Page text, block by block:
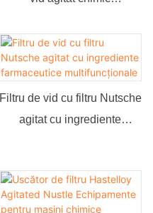
nou
Filtru de vid cu filtru Nutsche
agitat cu ingrediente